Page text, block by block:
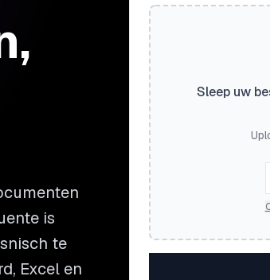
is
te
Excel en
Sleep uw